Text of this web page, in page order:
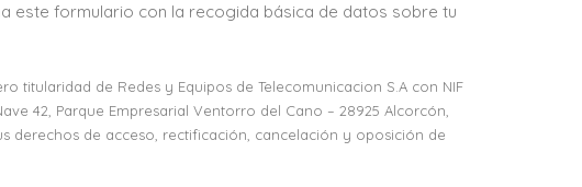
este formulario con la recogida básica de datos sobre tu
titularidad de Redes y Equipos de Telecomunicacion S.A con NIF
42, Parque Empresarial Ventorro del Cano – 28925 Alcorcón,
derechos de acceso, rectificación, cancelación y oposición de